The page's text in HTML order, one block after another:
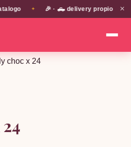
✦ 🎉 · 🛻 delivery propio en EN✕
choc x 24